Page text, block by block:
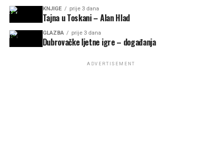
KNJIGE prije 3 dana
Tajna u Toskani – Alan Hlad
GLAZBA prije 3 dana
Dubrovačke ljetne igre – događanja
ADVERTISEMENT